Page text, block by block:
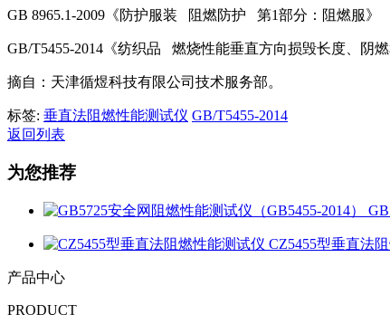
GB 8965.1-2009《防护服装 阻燃防护 第1部分：阻燃服》
GB/T5455-2014《纺织品 燃烧性能垂直方向损毁长度、阴燃
摘自：天津循煜科技有限公司技术服务部。
标签: 垂直法阻燃性能测试仪 GB/T5455-2014
返回列表
为您推荐
CZ5455型垂直法
产品中心
PRODUCT